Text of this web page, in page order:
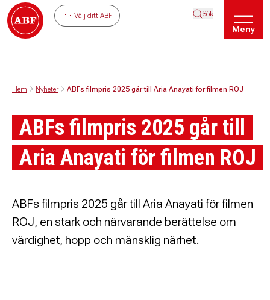
Välj ditt ABF Sök
Meny
Hem Nyheter ABFs filmpris 2025 går till Aria Anayati för filmen ROJ
ABFs filmpris 2025 går till
Aria Anayati för filmen ROJ
ABFs filmpris 2025 går till Aria Anayati för filmen
ROJ, en stark och närvarande berättelse om
värdighet, hopp och mänsklig närhet.